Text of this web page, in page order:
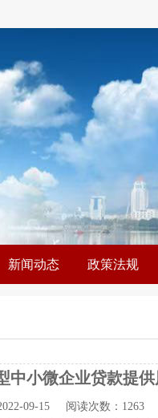
新闻动态 政策法规
中小微企业贷款提
09-15 阅读次数： 1263